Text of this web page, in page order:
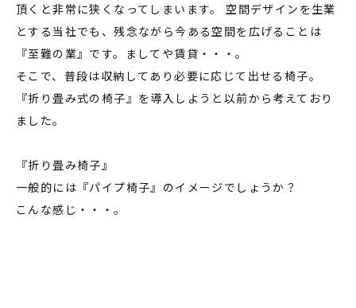
頂くと非常に狭くなってしまいます。 空間デザインを生業
とする当社でも、残念ながら今ある空間を広げることは
『至難の業』です。ましてや賃貸・・・。
そこで、普段は収納してあり必要に応じて出せる椅子。
『折り畳み式の椅子』を導入しようと以前から考えており
ました。
『折り畳み椅子』
一般的には『パイプ椅子』のイメージでしょうか？
こんな感じ・・・。